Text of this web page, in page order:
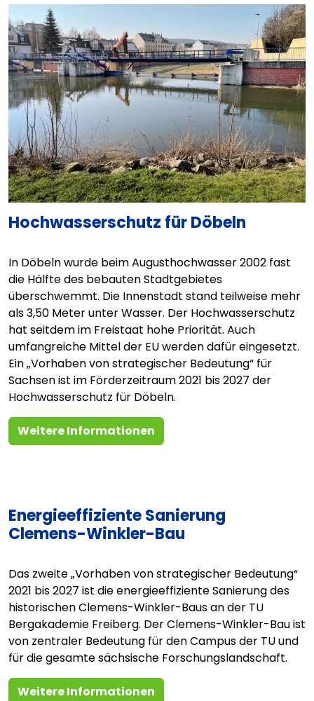
Hochwasserschutz für Döbeln
In Döbeln wurde beim Augusthochwasser 2002 fast
die Hälfte des bebauten Stadtgebietes
überschwemmt. Die Innenstadt stand teilweise mehr
als 3,50 Meter unter Wasser. Der Hochwasserschutz
hat seitdem im Freistaat hohe Priorität. Auch
umfangreiche Mittel der EU werden dafür eingesetzt.
Ein „Vorhaben von strategischer Bedeutung“ für
Sachsen ist im Förderzeitraum 2021 bis 2027 der
Hochwasserschutz für Döbeln.
Weitere Informationen
Energieeffiziente Sanierung
Clemens-Winkler-Bau
Das zweite „Vorhaben von strategischer Bedeutung“
2021 bis 2027 ist die energieeffiziente Sanierung des
historischen Clemens-Winkler-Baus an der TU
Bergakademie Freiberg. Der Clemens-Winkler-Bau ist
von zentraler Bedeutung für den Campus der TU und
für die gesamte sächsische Forschungslandschaft.
Weitere Informationen